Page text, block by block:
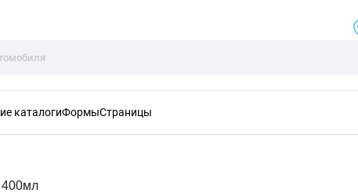
каталогиФормыСтраницы
400мл